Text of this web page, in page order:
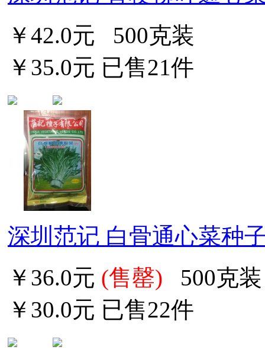
￥42.0元 500克装
￥35.0元 已售21件
深圳范记 白骨通心菜种
￥36.0元 (售罄) 500克装
￥30.0元 已售22件